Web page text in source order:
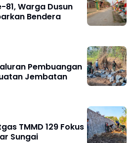
81, Warga Dusun
Bendera
Pembuangan
Jembatan
TMMD 129 Fokus
Sungai